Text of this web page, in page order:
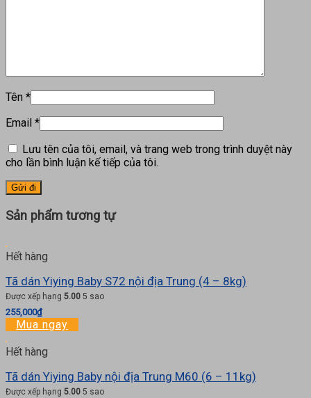
Tên *
Email *
Lưu tên của tôi, email, và trang web trong trình duyệt này
cho lần bình luận kế tiếp của tôi.
Sản phẩm tương tự
Hết hàng
Tã dán Yiying Baby S72 nội địa Trung (4 – 8kg)
Được xếp hạng 5.00 5 sao
255,000₫
Mua ngay
Hết hàng
Tã dán Yiying Baby nội địa Trung M60 (6 – 11kg)
Được xếp hạng 5.00 5 sao